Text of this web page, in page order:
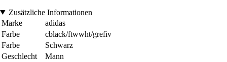
Zusätzliche Informationen
Marke
adidas
Farbe
cblack/ftwwht/grefiv
Farbe
Schwarz
Geschlecht
Mann